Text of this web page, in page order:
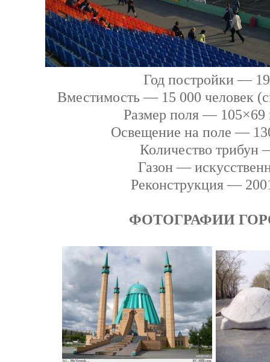
Год постройки —
Вместимость — 15 000 человек
Размер поля — 105×69
Освещение на поле —
Количество трибун
Газон —
Реконструкция —
ФОТОГРАФИИ